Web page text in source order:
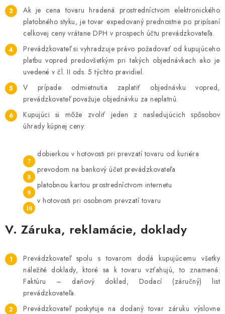
Ak je cena tovaru hradená prostredníctvom elektronického
platobného styku, je tovar expedovaný prednostne po pripísaní
celkovej ceny vrátane DPH v prospech účtu prevádzkovateľa.
Prevádzkovateľ si vyhradzuje právo požadovať od kupujúceho
platbu vopred predovšetkým pri takých objednávkach ako je
uvedené v čl. II ods. 5 týchto pravidiel.
V prípade odmietnutia zaplatiť objednávku vopred,
prevádzkovateľ považuje objednávku za neplatnú.
Kupujúci si môže zvoliť jeden z nasledujúcich spôsobov
úhrady kúpnej ceny:
dobierkou v hotovosti pri prevzatí tovaru od kuriéra
prevodom na bankový účet prevádzkovateľa
platobnou kartou prostredníctvom internetu
v hotovosti pri osobnom prevzatí tovaru
V. Záruka, reklamácie, doklady
Prevádzkovateľ spolu s tovarom dodá kupujúcemu všetky
náležité doklady, ktoré sa k tovaru vzťahujú, to znamená:
Faktúru – daňový doklad, Dodací (záručný) list
prevádzkovateľa.
Prevádzkovateľ poskytuje na dodaný tovar záruku výslovne